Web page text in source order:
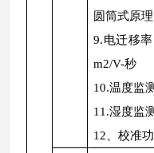
圆筒式原理
9.电迁移
m2/V-秒
10.温度监
11.湿度监
12、校准